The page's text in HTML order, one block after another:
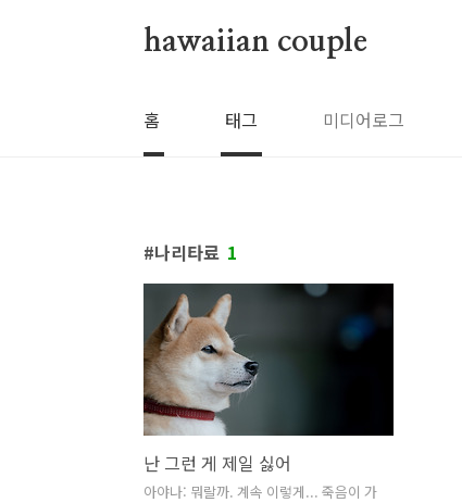
hawaiian couple
홈 태그 미디어로그
나리타료 1
난 그런 게 제일 싫어
아야나: 뭐랄까. 계속 이렇게... 죽음이 가